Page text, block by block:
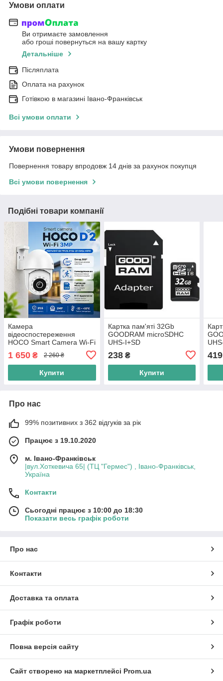
Умови оплати
Ви отримаєте замовлення
або гроші повернуться на вашу картку
Детальніше
Післяплата
Оплата на рахунок
Готівкою в магазині Івано-Франківськ
Всі умови оплати
Умови повернення
Повернення товару впродовж 14 днів за рахунок покупця
Всі умови повернення
Подібні товари компанії
Камера
відеоспостереження
HOCO Smart Camera Wi-Fi
3MP IP65 поворотна 360°
IP камера з мікрофоном,
віддаленим доступом,
1 650 ₴ 2 260 ₴
Купити
Картка пам'яті 32Gb
GOODRAM microSDHC
UHS-I+SD
238₴
Купити
419
Про нас
99% позитивних з 362 відгуків за рік
Працює з 19.10.2020
м. Івано-Франківськ
|вул.Хоткевича 65| (ТЦ "Гермес") , Івано-Франківськ,
Україна
Контакти
Сьогодні працює з 10:00 до 18:30
Показати весь графік роботи
Про нас
Контакти
Доставка та оплата
Графік роботи
Повна версія сайту
Сайт створено на маркетплейсі Prom.ua